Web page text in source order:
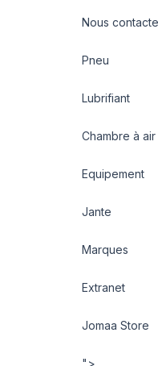
Nous
Pneu
Lubrifiant
Chambre à
Equipement
Jante
Marques
Extranet
Jomaa Store
">